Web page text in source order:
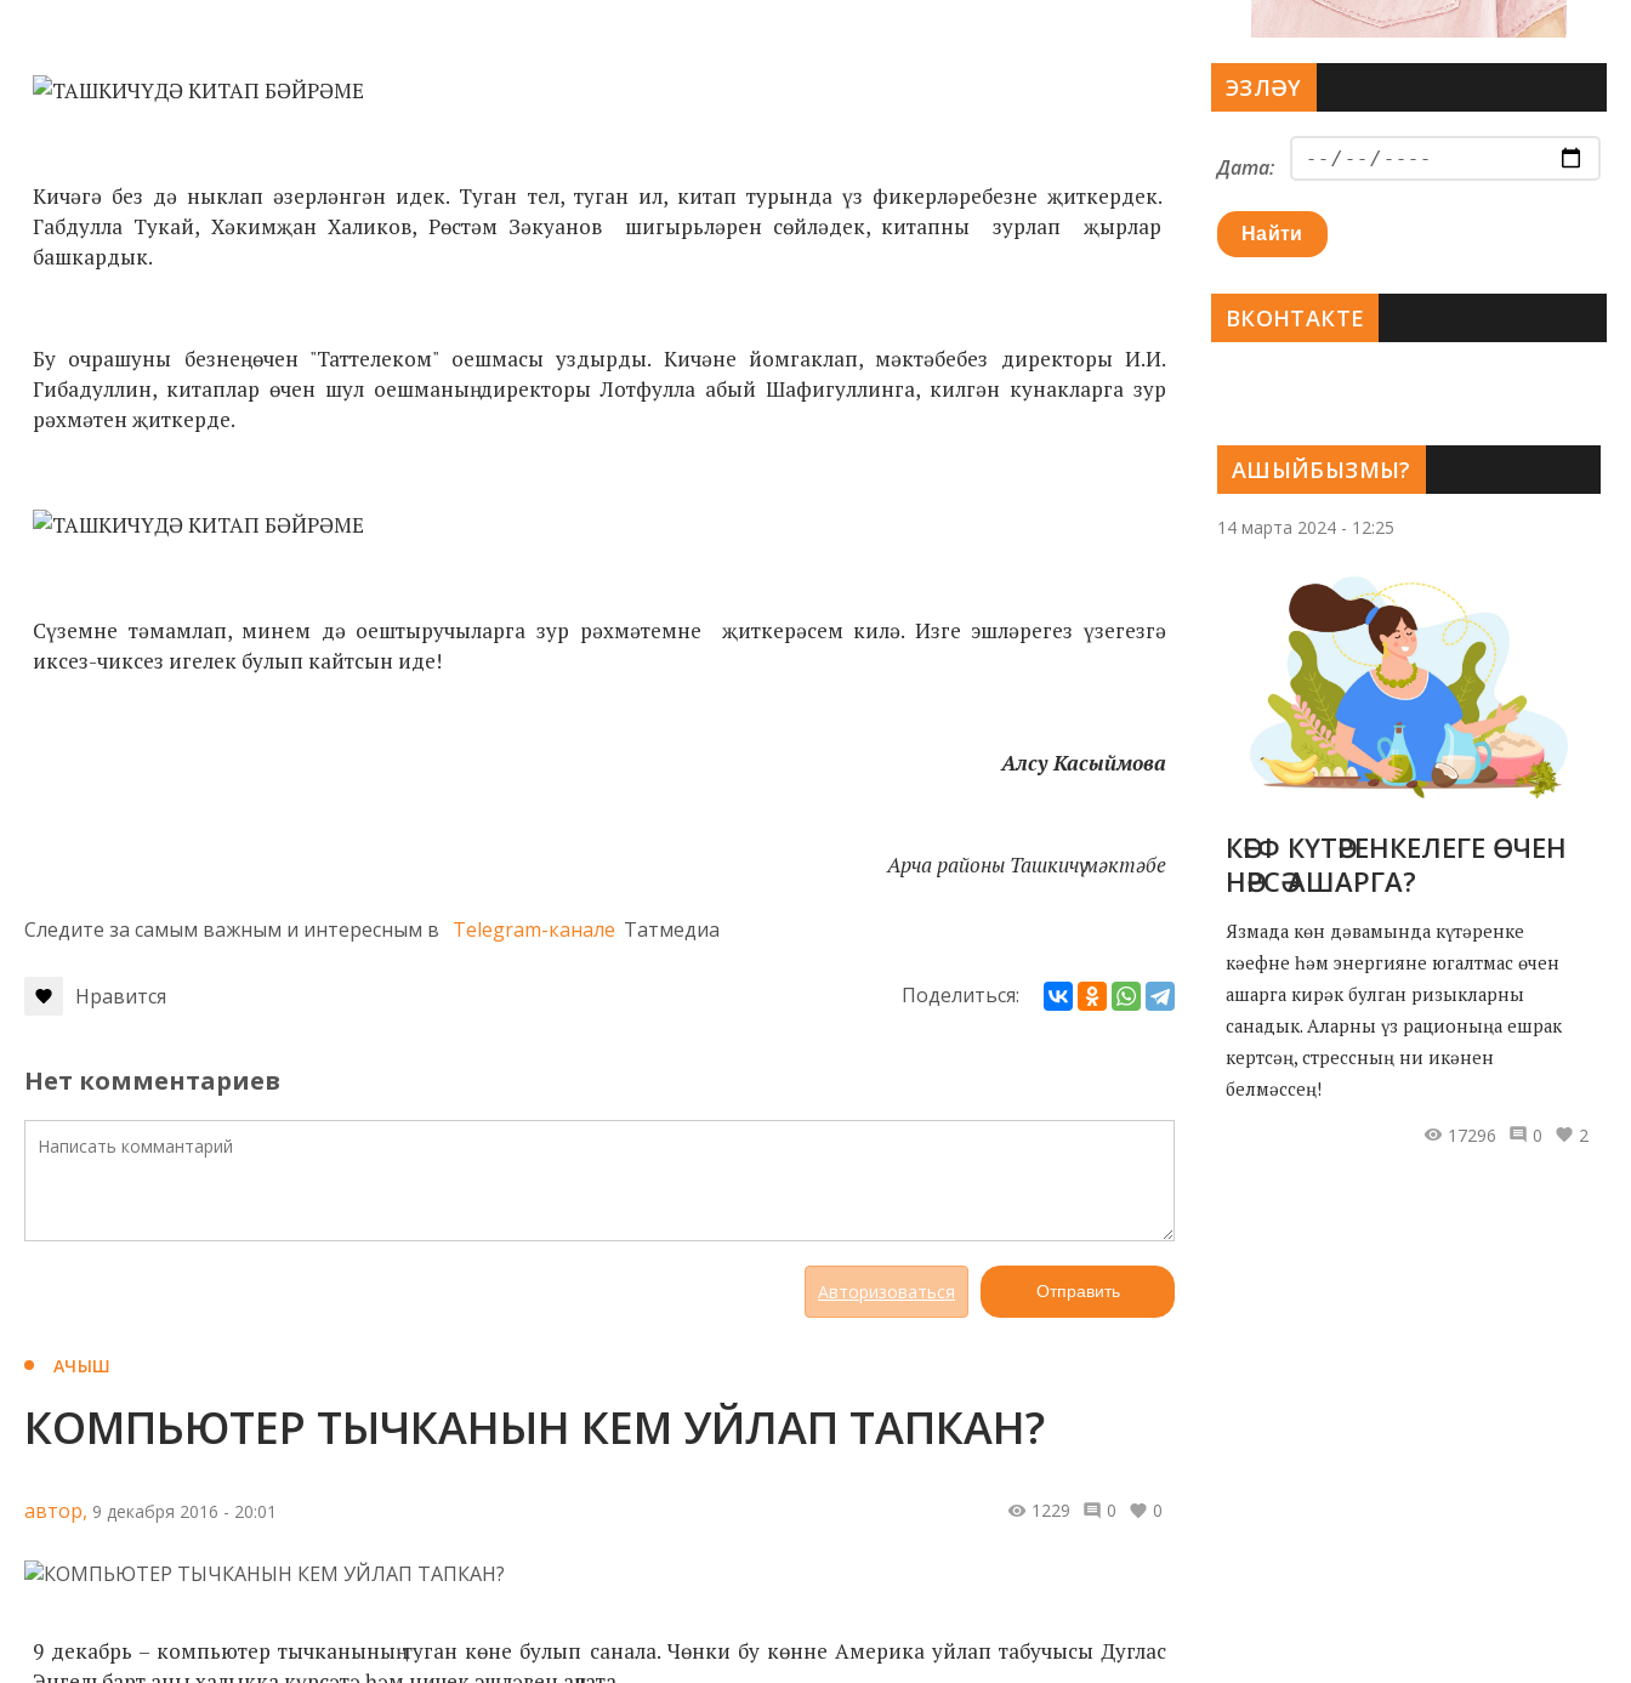
Кичәгә без дә ныклап әзерләнгән идек. Туган тел, туган ил, китап турында үз фикерләребезне җиткердек.
Габдулла Тукай, Хәкимҗан Халиков, Рөстәм Зәкуанов шигырьләрен сөйләдек, китапны зурлап җырлар
башкардык.
Бу очрашуны безнең өчен "Таттелеком" оешмасы уздырды. Кичәне йомгаклап, мәктәбебез директоры И.И.
Гибадуллин, китаплар өчен шул оешманың директоры Лотфулла абый Шафигуллинга, килгән кунакларга зур
рәхмәтен җиткерде.
Сүземне тәмамлап, минем дә оештыручыларга зур рәхмәтемне җиткерәсем килә. Изге эшләрегез үзегезгә
иксез-чиксез игелек булып кайтсын иде!
Алсу Касыймова
Арча районы Ташкичү мәктәбе
Следите за самым важным и интересным в Telegram-канале Татмедиа
Нравится Поделиться:
Нет комментариев
Авторизоваться Отправить
АЧЫШ
КОМПЬЮТЕР ТЫЧКАНЫН КЕМ УЙЛАП ТАПКАН?
автор, 9 декабря 2016 - 20:01 1229 0 0
9 декабрь – компьютер тычканының туган көне булып санала. Чөнки бу көнне Америка уйлап табучысы Дуглас
АШЫЙБЫЗМЫ?
14 марта 2024 - 12:25
КӘЕФ КҮТӘРЕНКЕЛЕГЕ ӨЧЕН
НӘРСӘ АШАРГА?
Язмада көн дәвамында күтәренке
кәефне һәм энергияне югалтмас өчен
ашарга кирәк булган ризыкларны
санадык. Аларны үз рационыңа ешрак
кертсәң, стрессның ни икәнен
белмәссең!
17296
0 2
ЭЗЛӘҮ
Дата:
Найти
ВКОНТАКТЕ